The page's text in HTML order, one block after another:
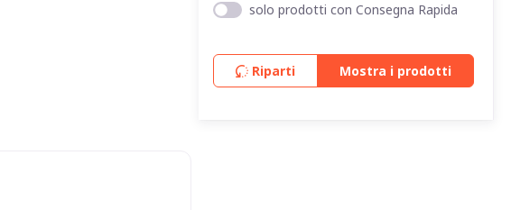
solo prodotti con Consegna Rapida
Riparti Mostra i prodotti